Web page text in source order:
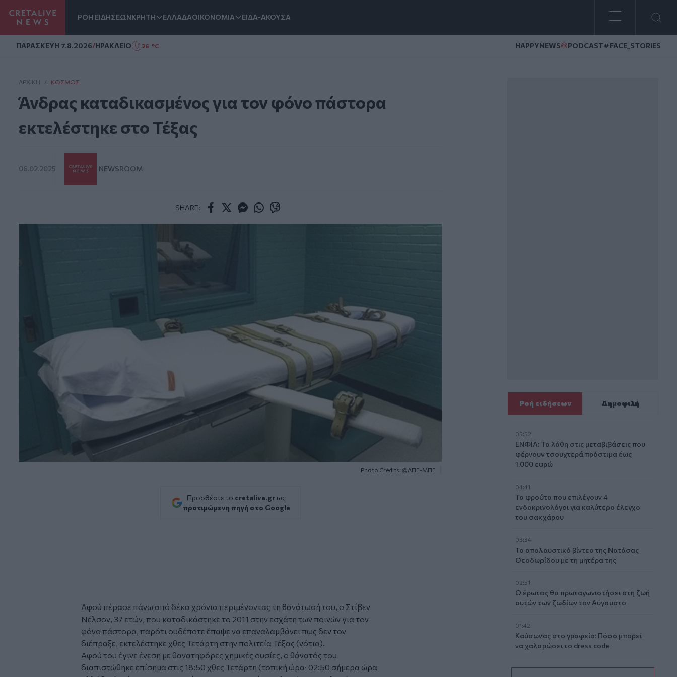
ΡΟΗ ΕΙΔΗΣΕΩΝΚΡΗΤΗ ΕΛΛΑΔΑΟΙΚΟΝΟΜΙΑ ΕΙΔΑ-ΑΚΟΥΣΑ
ΠΑΡΑΣΚΕΥΗ 7.8.2026/ΗΡΑΚΛΕΙΟ 26 °C HAPPYNEWS PODCAST#FACE_STORIES
ΑΡΧΙΚΗ / ΚΌΣΜΟΣ
Άνδρας καταδικασμένος για τον φόνο πάστορα
εκτελέστηκε στο Τέξας
06.02.2025 NEWSROOM
SHARE:
Photo Credits: @ΑΠΕ-ΜΠΕ
Προσθέστε το cretalive.gr ως
προτιμώμενη πηγή στο Google
Αφού πέρασε πάνω από δέκα χρόνια περιμένοντας τη θανάτωσή του, ο Στίβεν
Νέλσον, 37 ετών, που καταδικάστηκε το 2011 στην εσχάτη των ποινών για τον
φόνο πάστορα, παρότι ουδέποτε έπαψε να επαναλαμβάνει πως δεν τον
διέπραξε, εκτελέστηκε χθες Τετάρτη στην πολιτεία Τέξας (νότια).
Αφού του έγινε ένεση με θανατηφόρες χημικές ουσίες, ο θάνατός του
διαπιστώθηκε επίσημα στις 18:50 χθες Τετάρτη (τοπική ώρα· 02:50 σήμερα ώρα
Ροή ειδήσεων Δημοφιλή
05:52
ΕΝΦΙΑ: Τα λάθη στις μεταβιβάσεις που
φέρνουν τσουχτερά πρόστιμα έως
1.000 ευρώ
04:41
Τα φρούτα που επιλέγουν 4
ενδοκρινολόγοι για καλύτερο έλεγχο
του σακχάρου
03:34
Το απολαυστικό βίντεο της Νατάσας
Θεοδωρίδου με τη μητέρα της
02:51
Ο έρωτας θα πρωταγωνιστήσει στη ζωή
αυτών των ζωδίων τον Αύγουστο
01:42
Καύσωνας στο γραφείο: Πόσο μπορεί
να χαλαρώσει το dress code
00:31